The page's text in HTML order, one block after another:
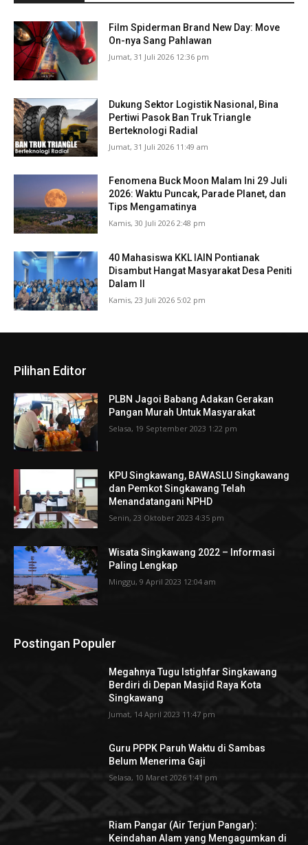
Film Spiderman Brand New Day: Move
On-nya Sang Pahlawan
Jumat, 31 Juli 2026 12:36 pm
Dukung Sektor Logistik Nasional, Bina
Pertiwi Pasok Ban Truk Triangle
Berteknologi Radial
Jumat, 31 Juli 2026 11:49 am
Fenomena Buck Moon Malam Ini 29 Juli
2026: Waktu Puncak, Parade Planet, dan
Tips Mengamatinya
Kamis, 30 Juli 2026 2:48 pm
40 Mahasiswa KKL IAIN Pontianak
Disambut Hangat Masyarakat Desa Peniti
Dalam II
Kamis, 23 Juli 2026 5:02 pm
Pilihan Editor
PLBN Jagoi Babang Adakan Gerakan
Pangan Murah Untuk Masyarakat
Selasa, 19 September 2023 1:22 pm
KPU Singkawang, BAWASLU Singkawang
dan Pemkot Singkawang Telah
Menandatangani NPHD
Senin, 23 Oktober 2023 4:35 pm
Wisata Singkawang 2022 – Informasi
Paling Lengkap
Minggu, 9 April 2023 12:04 am
Postingan Populer
Megahnya Tugu Istighfar Singkawang
Berdiri di Depan Masjid Raya Kota
Singkawang
Jumat, 14 April 2023 11:47 pm
Guru PPPK Paruh Waktu di Sambas
Belum Menerima Gaji
Selasa, 10 Maret 2026 1:41 pm
Riam Pangar (Air Terjun Pangar):
Keindahan Alam yang Mengagumkan di